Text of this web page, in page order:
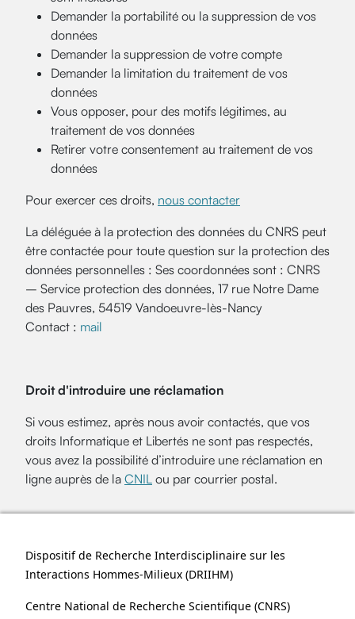
Demander la portabilité ou la suppression de vos
données
Demander la suppression de votre compte
Demander la limitation du traitement de vos
données
Vous opposer, pour des motifs légitimes, au
traitement de vos données
Retirer votre consentement au traitement de vos
données
Pour exercer ces droits, nous contacter
La déléguée à la protection des données du CNRS peut
être contactée pour toute question sur la protection des
données personnelles : Ses coordonnées sont : CNRS
– Service protection des données, 17 rue Notre Dame
des Pauvres, 54519 Vandoeuvre-lès-Nancy
Contact : mail
Droit d'introduire une réclamation
Si vous estimez, après nous avoir contactés, que vos
droits Informatique et Libertés ne sont pas respectés,
vous avez la possibilité d’introduire une réclamation en
ligne auprès de la CNIL ou par courrier postal.
Dispositif de Recherche Interdisciplinaire sur les
Interactions Hommes-Milieux (DRIIHM)
Centre National de Recherche Scientifique (CNRS)